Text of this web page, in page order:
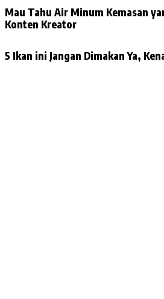
Mau Tahu Air Minum Kemasan
Konten Kreator
5 Ikan ini Jangan Dimakan Ya,